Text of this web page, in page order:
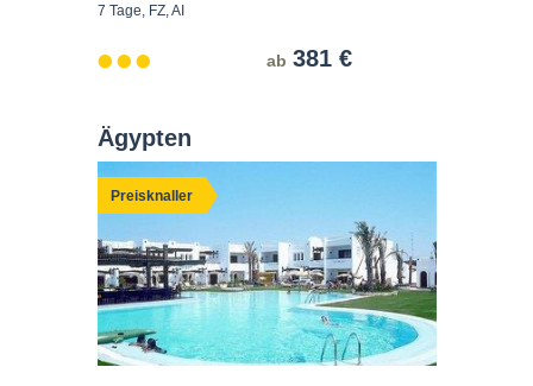
7 Tage, FZ, AI
ab 381 €
Ägypten
Preisknaller